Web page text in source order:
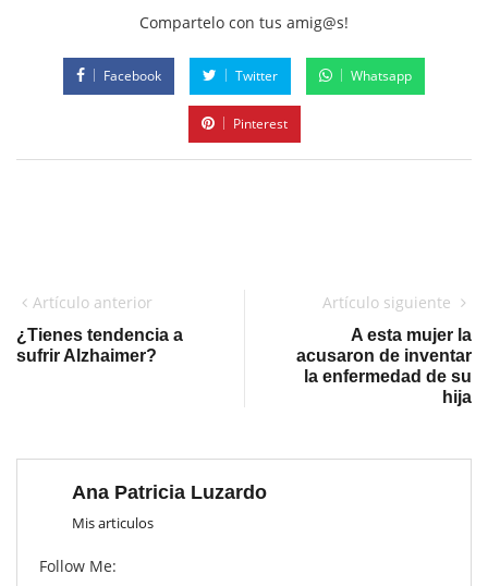
Compartelo con tus amig@s!
Facebook Twitter Whatsapp
Pinterest
Artículo anterior
¿Tienes tendencia a
sufrir Alzhaimer?
Artículo siguiente
A esta mujer la
acusaron de inventar
la enfermedad de su
hija
Ana Patricia Luzardo
Mis articulos
Follow Me: